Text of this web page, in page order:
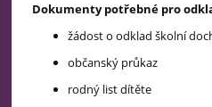
Dokumenty potřebné pro
žádost o odklad školní
občanský průkaz
rodný list dítěte